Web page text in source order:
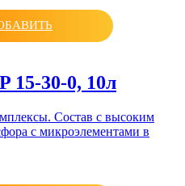
30-0, 10л
Состав с высоким
с микроэлементами в